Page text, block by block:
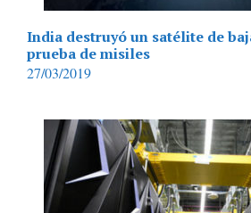
India destruyó un satélite de
prueba de misiles
27/03/2019